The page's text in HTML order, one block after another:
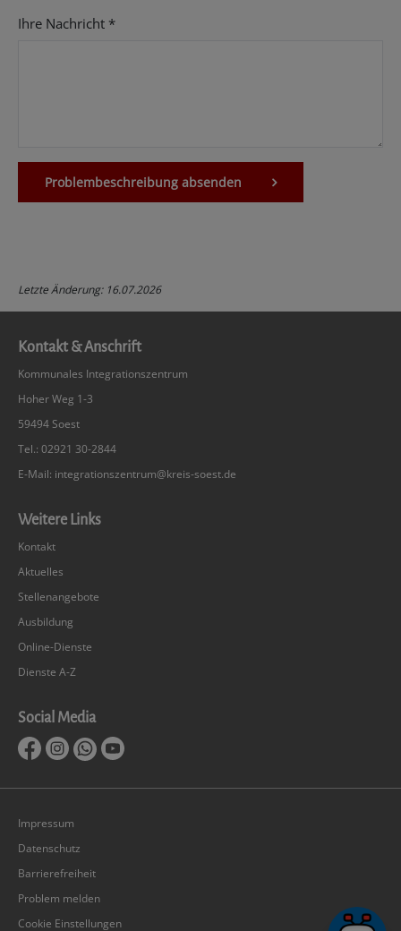
Ihre Nachricht *
Problembeschreibung absenden
Letzte Änderung: 16.07.2026
Kontakt & Anschrift
Kommunales Integrationszentrum
Hoher Weg 1-3
59494 Soest
Tel.: 02921 30-2844
E-Mail: integrationszentrum@kreis-soest.de
Weitere Links
Kontakt
Aktuelles
Stellenangebote
Ausbildung
Online-Dienste
Dienste A-Z
Social Media
Impressum
Datenschutz
Barrierefreiheit
Problem melden
Cookie Einstellungen